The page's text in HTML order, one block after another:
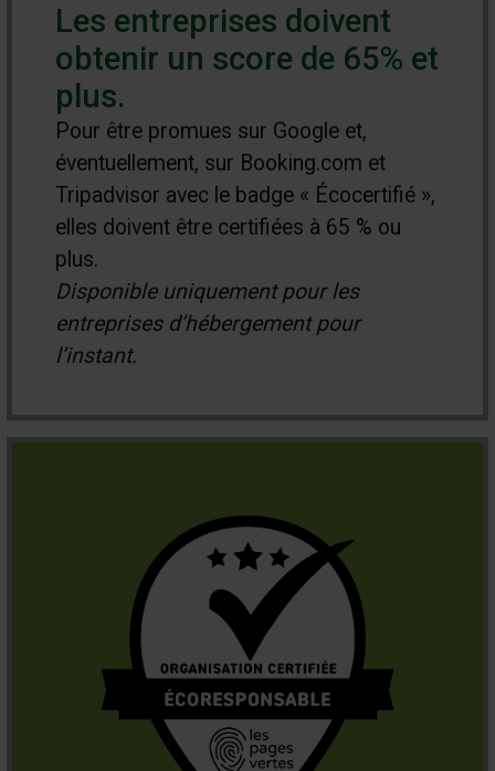
Les entreprises doivent
obtenir un score de 65% et
plus.
Pour être promues sur Google et,
éventuellement, sur Booking.com et
Tripadvisor avec le badge « Écocertifié »,
elles doivent être certifiées à 65 % ou
plus.
Disponible uniquement pour les
entreprises d’hébergement pour
l’instant.